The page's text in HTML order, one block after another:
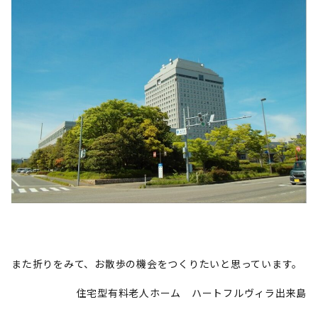
また折りをみて、お散歩の機会をつくりたいと思っています。
住宅型有料老人ホーム ハートフルヴィラ出来島